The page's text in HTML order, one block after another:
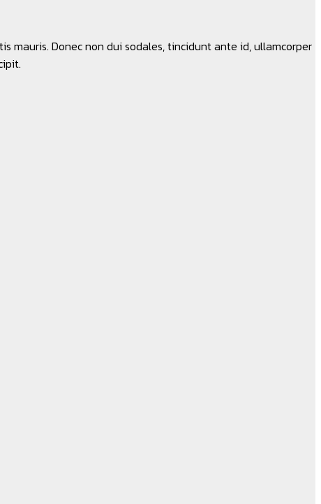
mauris. Donec non dui sodales, tincidunt ante id, ullamcorper